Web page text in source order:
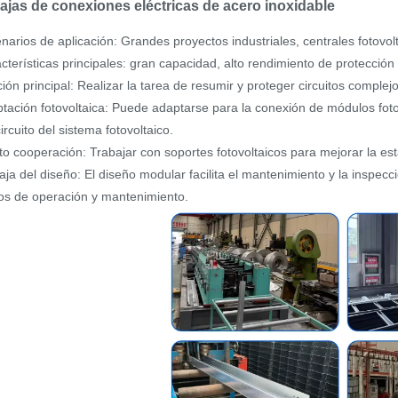
de conexiones eléctricas de acero inoxidable
de aplicación: Grandes proyectos industriales, centrales
principales: gran capacidad, alto rendimiento de protección
principal: Realizar la tarea de resumir y proteger circuitos
fotovoltaica: Puede adaptarse para la conexión de módulos
del sistema fotovoltaico.
cooperación: Trabajar con soportes fotovoltaicos para mejorar la
del diseño: El diseño modular facilita el mantenimiento y la
de operación y mantenimiento.